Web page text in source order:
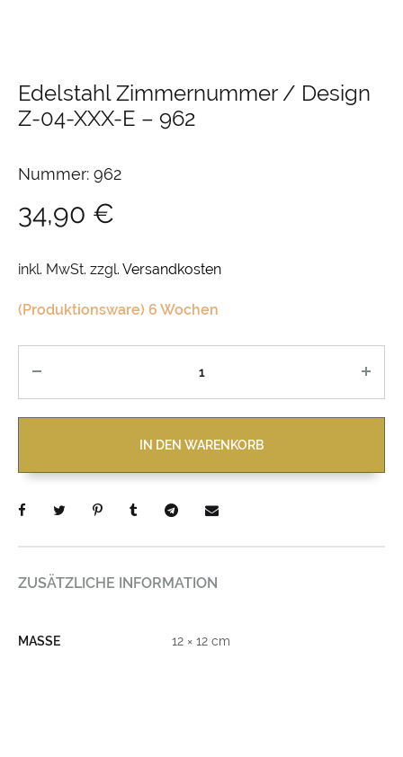
Edelstahl Zimmernummer / Design
Z-04-XXX-E – 962
Nummer: 962
34,90 €
inkl. MwSt. zzgl. Versandkosten
(Produktionsware) 6 Wochen
IN DEN WARENKORB
ZUSÄTZLICHE INFORMATION
MASSE 12 × 12 cm